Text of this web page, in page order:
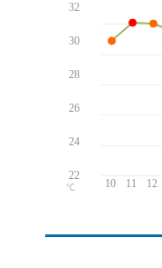
10 11 12
32
30
28
26
24
22
℃